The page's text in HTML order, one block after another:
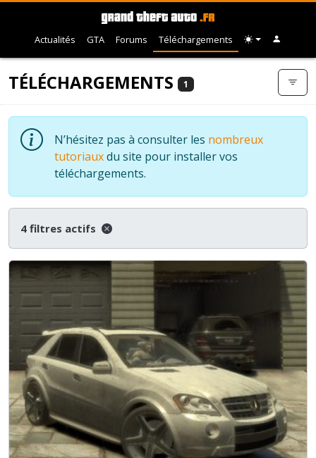
Actualités GTA Forums Téléchargements
TÉLÉCHARGEMENTS 1
N’hésitez pas à consulter les nombreux
tutoriauxdu site pour installer vos
téléchargements.
4 filtres actifs